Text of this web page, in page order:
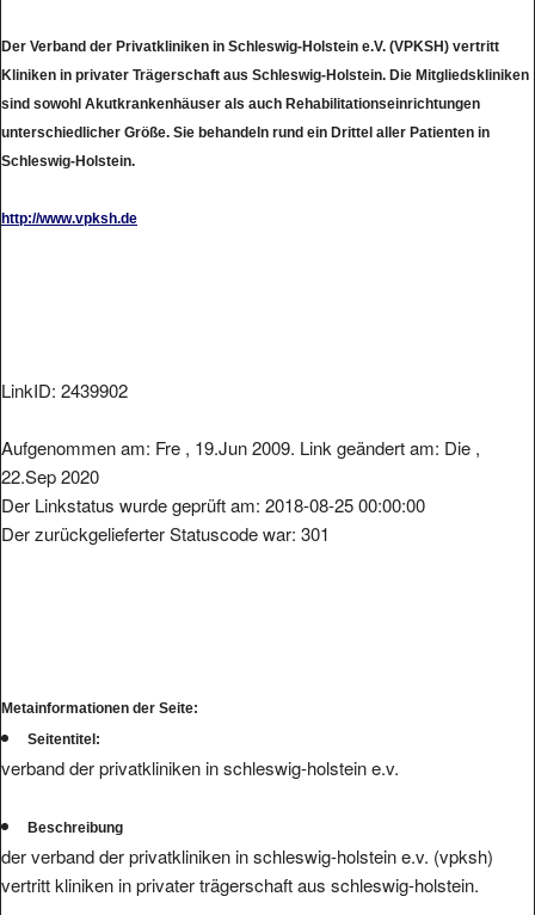
Der Verband der Privatkliniken in Schleswig-Holstein e.V. (VPKSH) vertritt
Kliniken in privater Trägerschaft aus Schleswig-Holstein. Die Mitgliedskliniken
sind sowohl Akutkrankenhäuser als auch Rehabilitationseinrichtungen
unterschiedlicher Größe. Sie behandeln rund ein Drittel aller Patienten in
Schleswig-Holstein.
http://www.vpksh.de
LinkID: 2439902
Aufgenommen am: Fre , 19.Jun 2009. Link geändert am: Die ,
22.Sep 2020
Der Linkstatus wurde geprüft am: 2018-08-25 00:00:00
Der zurückgelieferter Statuscode war: 301
Metainformationen der Seite:
Seitentitel:
verband der privatkliniken in schleswig-holstein e.v.
Beschreibung
der verband der privatkliniken in schleswig-holstein e.v. (vpksh)
vertritt kliniken in privater trägerschaft aus schleswig-holstein.